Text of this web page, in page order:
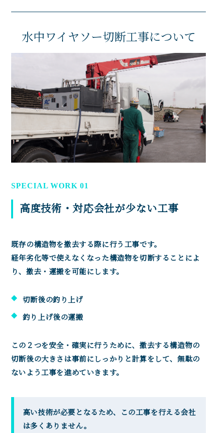
水中ワイヤソー切断工事について
SPECIAL WORK 01
高度技術・対応会社が少ない工事
既存の構造物を撤去する際に行う工事です。
経年劣化等で使えなくなった構造物を切断することによ
り、撤去・運搬を可能にします。
切断後の釣り上げ
釣り上げ後の運搬
この２つを安全・確実に行うために、撤去する構造物の
切断後の大きさは事前にしっかりと計算をして、無駄の
ないよう工事を進めていきます。
高い技術が必要となるため、この工事を行える会社
は多くありません。